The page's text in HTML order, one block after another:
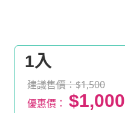
1入
建議售價：$1,500
優惠價： $1,000